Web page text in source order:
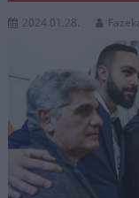
2024.01.28.